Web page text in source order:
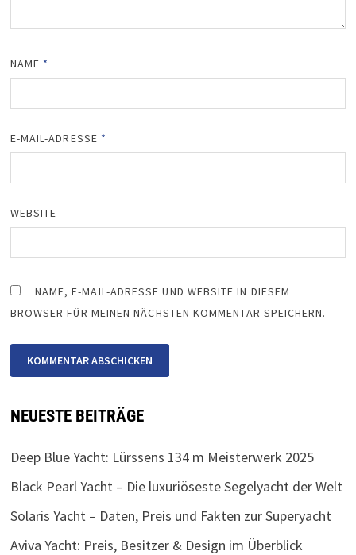
NAME *
E-MAIL-ADRESSE *
WEBSITE
NAME, E-MAIL-ADRESSE UND WEBSITE IN DIESEM
BROWSER FÜR MEINEN NÄCHSTEN KOMMENTAR SPEICHERN.
NEUESTE BEITRÄGE
Deep Blue Yacht: Lürssens 134 m Meisterwerk 2025
Black Pearl Yacht – Die luxuriöseste Segelyacht der Welt
Solaris Yacht – Daten, Preis und Fakten zur Superyacht
Aviva Yacht: Preis, Besitzer & Design im Überblick